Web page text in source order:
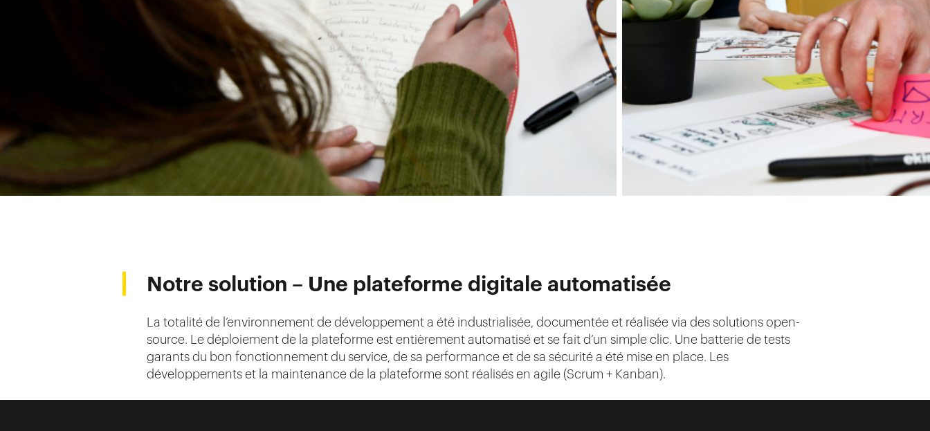
Notre solution – Une plateforme digitale automatisée
La totalité de l’environnement de développement a été industrialisée, documentée et réalisée via des solutions open-
source. Le déploiement de la plateforme est entièrement automatisé et se fait d’un simple clic. Une batterie de tests
garants du bon fonctionnement du service, de sa performance et de sa sécurité a été mise en place. Les
développements et la maintenance de la plateforme sont réalisés en agile (Scrum + Kanban).